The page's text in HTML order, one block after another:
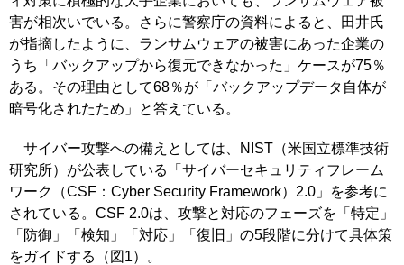
害が相次いでいる。さらに警察庁の資料によると、田井氏
が指摘したように、ランサムウェアの被害にあった企業の
うち「バックアップから復元できなかった」ケースが75％
ある。その理由として68％が「バックアップデータ自体が
暗号化されたため」と答えている。
サイバー攻撃への備えとしては、NIST（米国立標準技術
研究所）が公表している「サイバーセキュリティフレーム
ワーク（CSF：Cyber Security Framework）2.0」を参考に
されている。CSF 2.0は、攻撃と対応のフェーズを「特定」
「防御」「検知」「対応」「復旧」の5段階に分けて具体策
をガイドする（図1）。